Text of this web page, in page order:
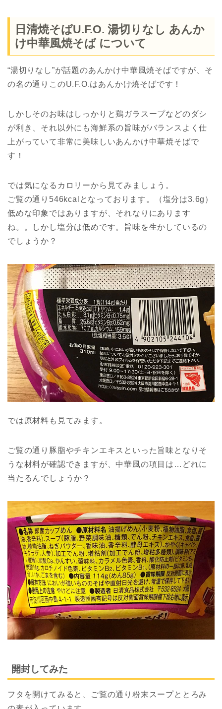
日清焼そばU.F.O. 湯切りなし あんか
け中華風焼そば について
“湯切りなし”が話題のあんかけ中華風焼そばですが、そ
の名の通りこのU.F.O.はあんかけ焼そばです！
しかしそのお味はしっかりと鶏ガラスープなどのダシ
が利き、それ以外にも海鮮系の旨味がバランスよく仕
上がっていて非常に美味しいあんかけ中華焼そばで
す！
では気になるカロリーから見てみましょう。
ご覧の通り546kcalとなっております。（塩分は3.6g）
低めな印象ではありますが、それなりにあります
ね。。しかし塩分は低めです。旨味を生かしているの
でしょうか？
では原材料も見てみます。
ご覧の通り豚脂やチキンエキスといった旨味となりそ
うな材料が確認できますが、中華風の項目は…どれに
当たるんでしょうか？
開封してみた
フタを開けてみると、ご覧の通り粉末スープととろみ